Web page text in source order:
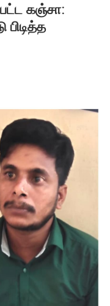
கஞ்சா: